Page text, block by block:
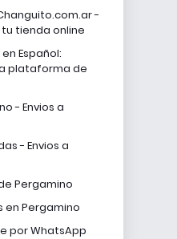
-
tienda online
Español:
plataforma de
- Envios a
- Envios a
Pergamino
en Pergamino
por WhatsApp